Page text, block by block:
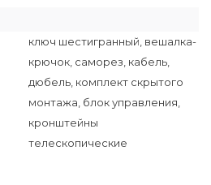
ключ шестигранный, вешалка-
крючок, саморез, кабель,
дюбель, комплект скрытого
монтажа, блок управления,
кронштейны
телескопические